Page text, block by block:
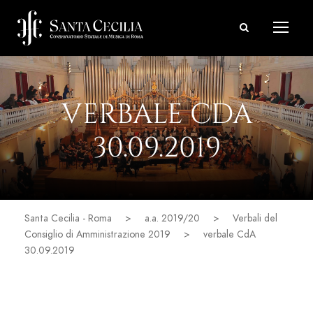
VERBALE CDA
30.09.2019
Santa Cecilia - Roma > a.a. 2019/20 >
Verbali del
Consiglio di Amministrazione 2019
>
verbale CdA
30.09.2019